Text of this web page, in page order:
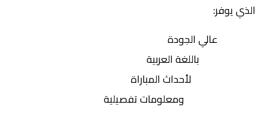
الذي يوفر:
عالي الجودة
باللغة العربية
لأحداث المباراة
ومعلومات تفصيلية